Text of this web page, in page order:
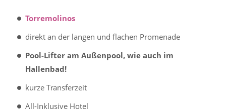
Torremolinos
direkt an der langen und flachen Promenade
Pool-Lifter am Außenpool, wie auch im
Hallenbad!
kurze Transferzeit
All-Inklusive Hotel